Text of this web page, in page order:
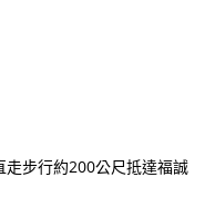
走步行約200公尺抵達福誠